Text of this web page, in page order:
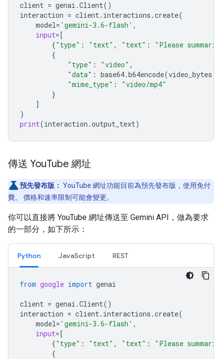
client = genai .Client()
interaction = client. interactions .create(
model= 'gemini-3.6-flash' ,
input=[
{"type" : "text" , "text" :
"Please
{
"type" : "video" ,
"data" : base64.b64encode(video_bytes)
"mime_type" :
"video/mp4"
}
]
)
print(interaction .output_text)
傳送 YouTube 網址
預先發布版： YouTube 網址功能目前為預先發布版，使用免付
費。 價格和速率限制可能會變更。
你可以直接將 YouTube 網址傳送至 Gemini API，做為要求
的一部分，如下所示：
Python JavaScript REST
from google import genai
client = genai .Client()
interaction = client. interactions .create(
model= 'gemini-3.6-flash' ,
input=[
{"type" : "text" , "text" :
"Please
{